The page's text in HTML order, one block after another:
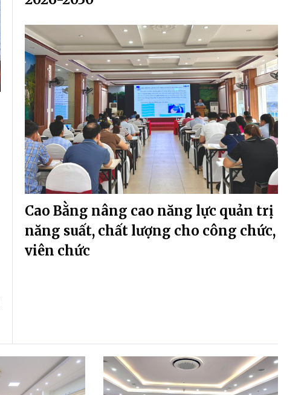
Cao Bằng nâng cao năng lực quản trị
năng suất, chất lượng cho công chức,
viên chức